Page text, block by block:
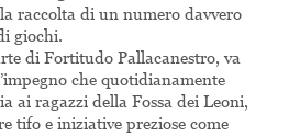
raccolta di un numero davvero
giochi.
di Fortitudo Pallacanestro, va
che quotidianamente
ai ragazzi della Fossa dei Leoni,
tifo e iniziative preziose come